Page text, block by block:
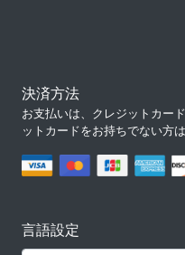
決済方法
お支払いは、クレジットカー
ットカードをお持ちでない方
言語設定